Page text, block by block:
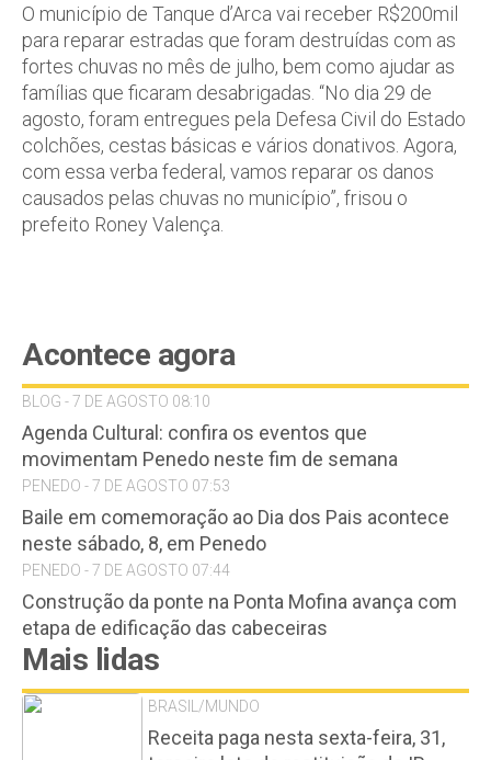
O município de Tanque d’Arca vai receber R$200mil
para reparar estradas que foram destruídas com as
fortes chuvas no mês de julho, bem como ajudar as
famílias que ficaram desabrigadas. “No dia 29 de
agosto, foram entregues pela Defesa Civil do Estado
colchões, cestas básicas e vários donativos. Agora,
com essa verba federal, vamos reparar os danos
causados pelas chuvas no município”, frisou o
prefeito Roney Valença.
Acontece agora
BLOG - 7 DE AGOSTO 08:10
Agenda Cultural: confira os eventos que
movimentam Penedo neste fim de semana
PENEDO - 7 DE AGOSTO 07:53
Baile em comemoração ao Dia dos Pais acontece
neste sábado, 8, em Penedo
PENEDO - 7 DE AGOSTO 07:44
Construção da ponte na Ponta Mofina avança com
etapa de edificação das cabeceiras
Mais lidas
BRASIL/MUNDO
Receita paga nesta sexta-feira, 31,